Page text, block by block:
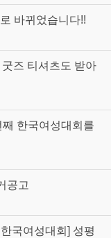
바뀌었습니다!!
즈 티셔츠도 받아
한국여성대회를
공고
국여성대회] 성평